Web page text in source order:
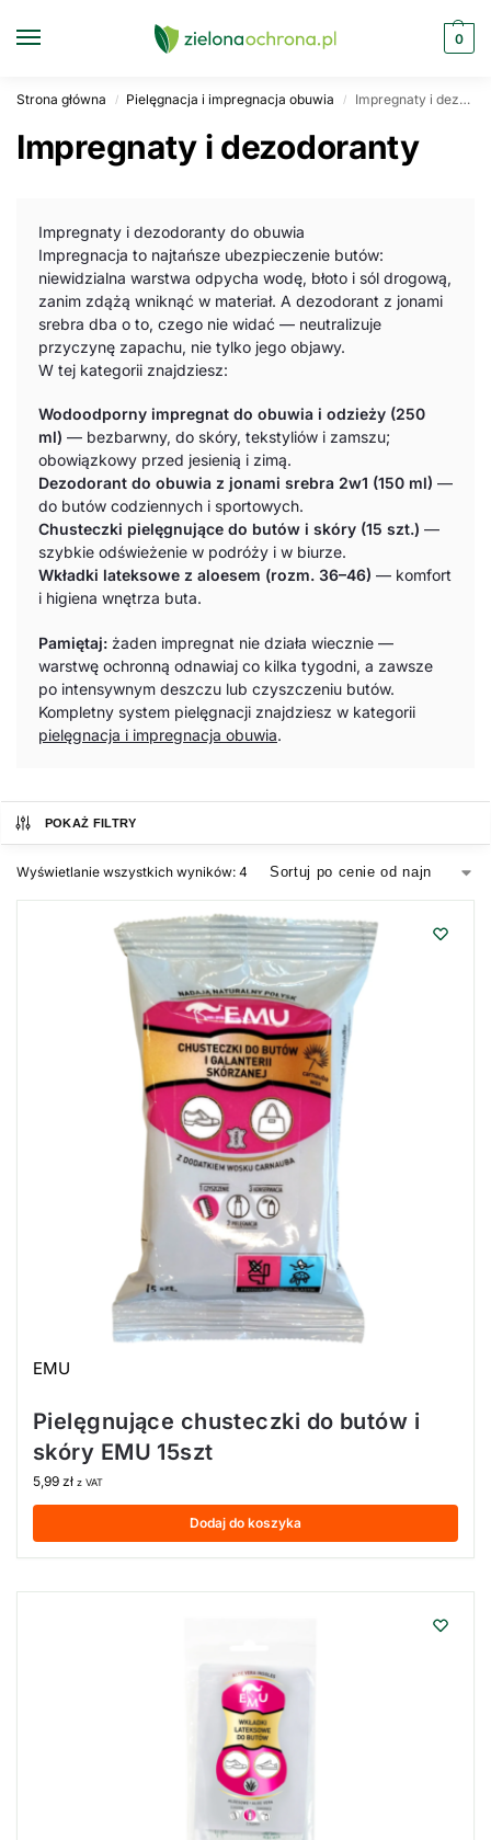
0
Strona główna / Pielęgnacja i impregnacja obuwia / Impregnaty i dezodoranty
Impregnaty i dezodoranty
Impregnaty i dezodoranty do obuwia
Impregnacja to najtańsze ubezpieczenie butów:
niewidzialna warstwa odpycha wodę, błoto i sól drogową,
zanim zdążą wniknąć w materiał. A dezodorant z jonami
srebra dba o to, czego nie widać — neutralizuje
przyczynę zapachu, nie tylko jego objawy.
W tej kategorii znajdziesz:
Wodoodporny impregnat do obuwia i odzieży (250
ml) — bezbarwny, do skóry, tekstyliów i zamszu;
obowiązkowy przed jesienią i zimą.
Dezodorant do obuwia z jonami srebra 2w1 (150 ml) —
do butów codziennych i sportowych.
Chusteczki pielęgnujące do butów i skóry (15 szt.) —
szybkie odświeżenie w podróży i w biurze.
Wkładki lateksowe z aloesem (rozm. 36–46) — komfort
i higiena wnętrza buta.
Pamiętaj: żaden impregnat nie działa wiecznie —
warstwę ochronną odnawiaj co kilka tygodni, a zawsze
po intensywnym deszczu lub czyszczeniu butów.
Kompletny system pielęgnacji znajdziesz w kategorii
pielęgnacja i impregnacja obuwia.
POKAŻ FILTRY
Wyświetlanie wszystkich wyników: 4
EMU
Pielęgnujące chusteczki do butów i
skóry EMU 15szt
5,99 zł z VAT
Dodaj do koszyka